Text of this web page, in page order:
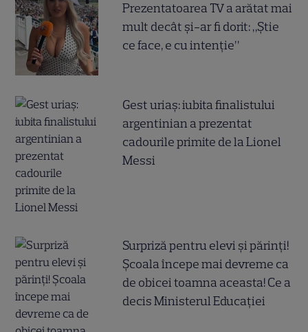
Prezentatoarea TV a arătat mai
mult decât și-ar fi dorit: „Știe
ce face, e cu intenție”
Gest uriaș: iubita finalistului
argentinian a prezentat
cadourile primite de la Lionel
Messi
Surpriză pentru elevi și părinți!
Școala începe mai devreme ca
de obicei toamna aceasta! Ce a
decis Ministerul Educației